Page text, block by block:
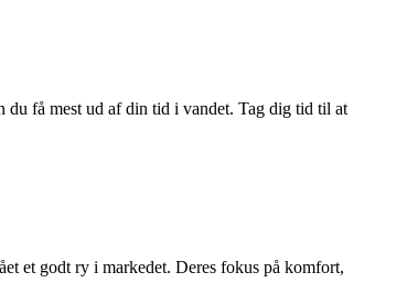
du få mest ud af din tid i vandet. Tag dig tid til at
et godt ry i markedet. Deres fokus på komfort,